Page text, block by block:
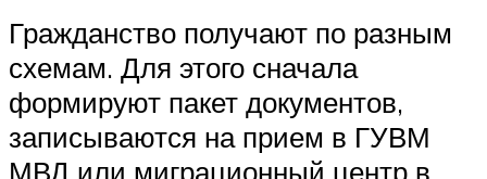
Гражданство получают по разным
схемам. Для этого сначала
формируют пакет документов,
записываются на прием в ГУВМ
МВД или миграционный центр в